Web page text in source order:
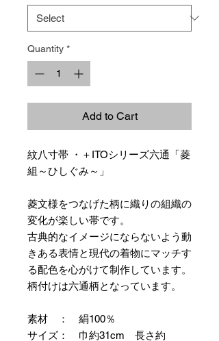
Quantity *
Add to Cart
紋八寸帯 ・＋ITOシリーズ六通「菱
組～ひしぐみ～」
菱文様をつなげた柄に織りの組織の
変化が楽しい帯です。
古典的なイメージにならないよう動
きある表情と現代の着物にマッチす
る配色を心がけて制作しています。
柄付けは六通柄となっています。
素材 ： 絹100％
サイズ： 巾約31cm 長さ約